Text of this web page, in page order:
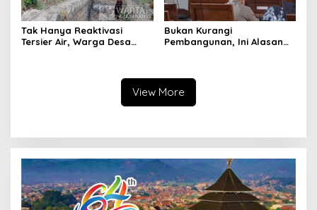
Tak Hanya Reaktivasi
Tersier Air, Warga Desa
Bukan Kurangi
Pembangunan, Ini Alasan
View More